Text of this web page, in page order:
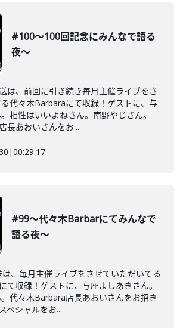
#100〜100回記念にみんなで語る
夜〜
は、前回に引き続き毎月主催ライブをさ
代々木Barbaraにて収録！ゲストに、与
相性はいいよねさん。南野やじさん。
長あおいさんをお...
|00:29:17
#99〜代々木Barbarにてみんなで
語る夜〜
、毎月主催ライブをさせていただいてる
て収録！ゲストに、与座よしあきさん。
代々木Barbara店長あおいさんをお招き
ペシャルをお...